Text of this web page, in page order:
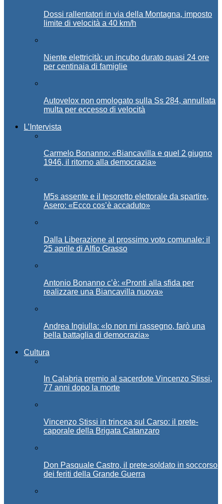
Dossi rallentatori in via della Montagna, imposto
limite di velocità a 40 km/h
Niente elettricità: un incubo durato quasi 24 ore
per centinaia di famiglie
Autovelox non omologato sulla Ss 284, annullata
multa per eccesso di velocità
L’Intervista
Carmelo Bonanno: «Biancavilla e quel 2 giugno
1946, il ritorno alla democrazia»
M5s assente e il tesoretto elettorale da spartire,
Asero: «Ecco cos’è accaduto»
Dalla Liberazione al prossimo voto comunale: il
25 aprile di Alfio Grasso
Antonio Bonanno c’è: «Pronti alla sfida per
realizzare una Biancavilla nuova»
Andrea Ingiulla: «Io non mi rassegno, farò una
bella battaglia di democrazia»
Cultura
In Calabria premio al sacerdote Vincenzo Stissi,
77 anni dopo la morte
Vincenzo Stissi in trincea sul Carso: il prete-
caporale della Brigata Catanzaro
Don Pasquale Castro, il prete-soldato in soccorso
dei feriti della Grande Guerra